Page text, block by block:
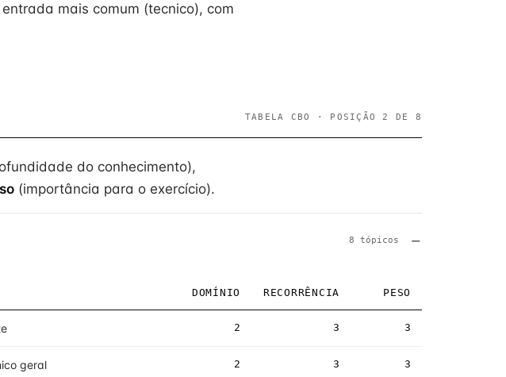
mais comum (tecnico), com
TABELA CBO · POSIÇÃO 2 DE 8
do conhecimento),
(importância para o exercício).
8 tópicos
DOMÍNIO RECORRÊNCIA PESO
2 3 3
geral 2 3 3